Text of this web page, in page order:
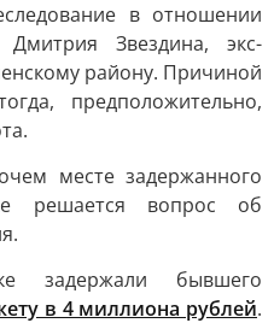
в отношении
Звездина, экс-
району. Причиной
предположительно,
месте задержанного
решается вопрос об
задержали бывшего
в 4 миллиона рублей.